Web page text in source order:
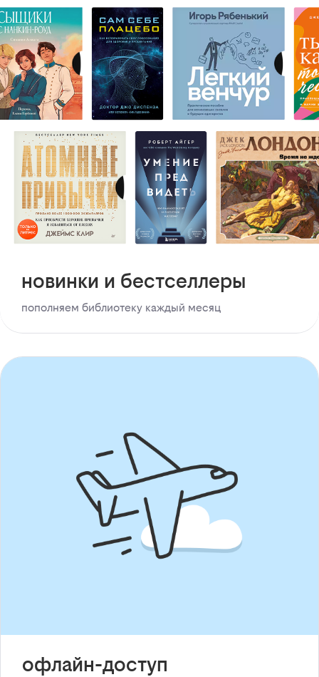
новинки и бестселлеры
пополняем библиотеку каждый месяц
офлайн-доступ